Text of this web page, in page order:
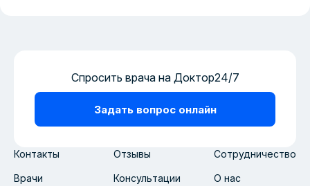
Контакты Отзывы Сотрудничество
Врачи Консультации О нас
Спросить врача на Доктор24/7
Задать вопрос онлайн